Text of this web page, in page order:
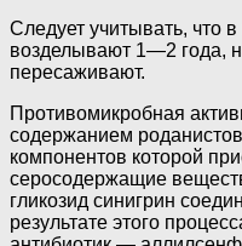
Следует учитывать, что
возделывают 1—2 года,
пересаживают.
Противомикробная
содержанием
компонентов которой
серосодержащие
гликозид синигрин
результате этого